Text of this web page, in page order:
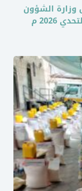
وزارة الشؤون
م